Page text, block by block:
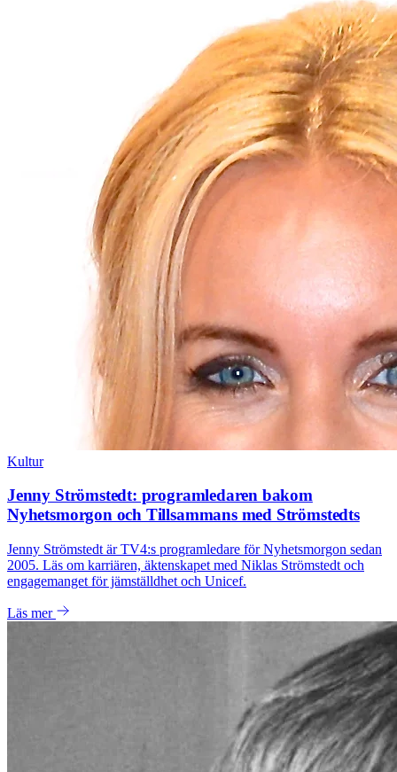
Kultur
Jenny Strömstedt: programledaren bakom
Nyhetsmorgon och Tillsammans med Strömstedts
Jenny Strömstedt är TV4:s programledare för Nyhetsmorgon sedan
2005. Läs om karriären, äktenskapet med Niklas Strömstedt och
engagemanget för jämställdhet och Unicef.
Läs mer